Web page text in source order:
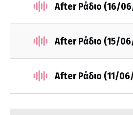
After Ράδιο (16/
After Ράδιο (15/
After Ράδιο (11/